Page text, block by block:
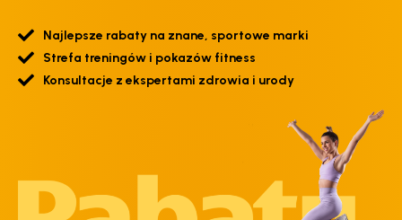
Najlepsze rabaty na znane, sportowe marki
Strefa treningów i pokazów fitness
Konsultacje z ekspertami zdrowia i urody